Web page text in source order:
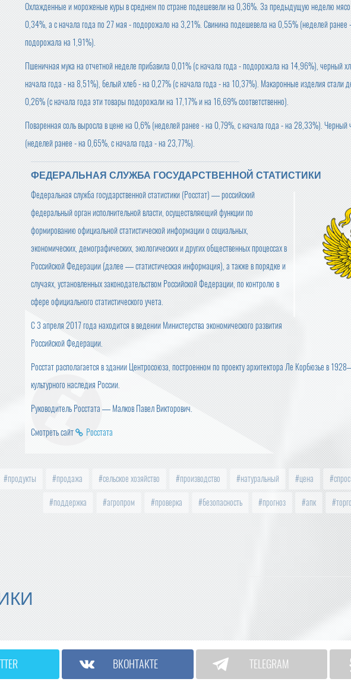
Охлажденные и мороженые куры в среднем по стране подешевели на 0,36%. За предыдущую неделю мясо
0,34%, а с начала года по 27 мая - подорожало на 3,21%. Свинина подешевела на 0,55% (неделей ранее
подорожала на 1,91%).
Пшеничная мука на отчетной неделе прибавила 0,01% (с начала года - подорожала на 14,96%), черный
начала года - на 8,51%), белый хлеб - на 0,27% (с начала года - на 10,37%). Макаронные изделия стали
0,26% (с начала года эти товары подорожали на 17,17% и на 16,69% соответственно).
Поваренная соль выросла в цене на 0,6% (неделей ранее - на 0,79%, с начала года - на 28,33%).
(неделей ранее - на 0,65%, с начала года - на 23,77%).
ФЕДЕРАЛЬНАЯ СЛУЖБА ГОСУДАРСТВЕННОЙ СТАТИСТИКИ
Федеральная служба государственной статистики (Росстат) — российский
федеральный орган исполнительной власти, осуществляющий функции по
формированию официальной статистической информации о социальных,
экономических, демографических, экологических и других общественных процессах в
Российской Федерации (далее — статистическая информация), а также в порядке и
случаях, установленных законодательством Российской Федерации, по контролю в
сфере официального статистического учета.
С 3 апреля 2017 года находится в ведении Министерства экономического развития
Российской Федерации.
Росстат располагается в здании Центросоюза, построенном по проекту архитектора Ле Корбюзье в
культурного наследия России.
Руководитель Росстата — Малков Павел Викторович.
Смотреть сайт Росстата
продукты продажа сельское хозяйство производство натуральный цена спрос
поддержка агропром проверка безопасность прогноз апк
ВКОНТАКТЕ TELEGRAM